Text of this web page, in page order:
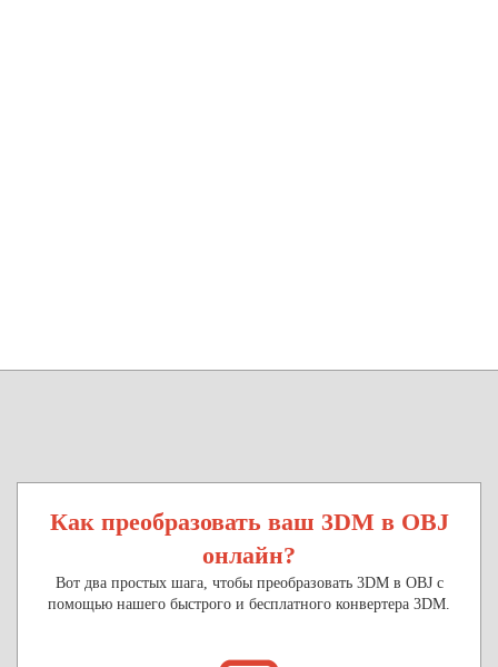
Как преобразовать ваш 3DM в OBJ
онлайн?
Вот два простых шага, чтобы преобразовать 3DM в OBJ с
помощью нашего быстрого и бесплатного конвертера 3DM.